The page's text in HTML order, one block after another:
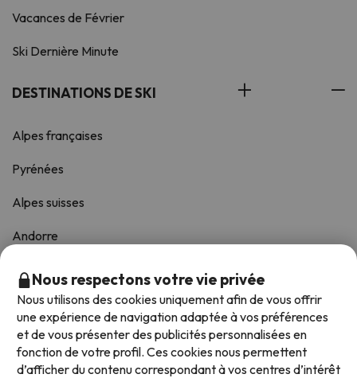
Vacances de Février
Ski Dernière Minute
DESTINATIONS DE SKI
Alpes françaises
Pyrénées
Alpes suisses
Andorre
Alpes autrichiennes
SKI INFOS
Blog, Infos et Conseils de Ski
Nous respectons votre vie privée
Nous utilisons des cookies uniquement afin de vous offrir
une expérience de navigation adaptée à vos préférences
et de vous présenter des publicités personnalisées en
fonction de votre profil. Ces cookies nous permettent
d’afficher du contenu correspondant à vos centres d’intérêt